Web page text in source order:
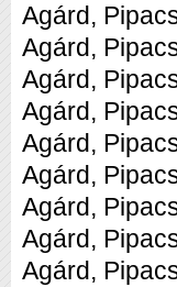
Agárd,
Agárd,
Agárd,
Agárd,
Agárd,
Agárd,
Agárd,
Agárd,
Agárd,